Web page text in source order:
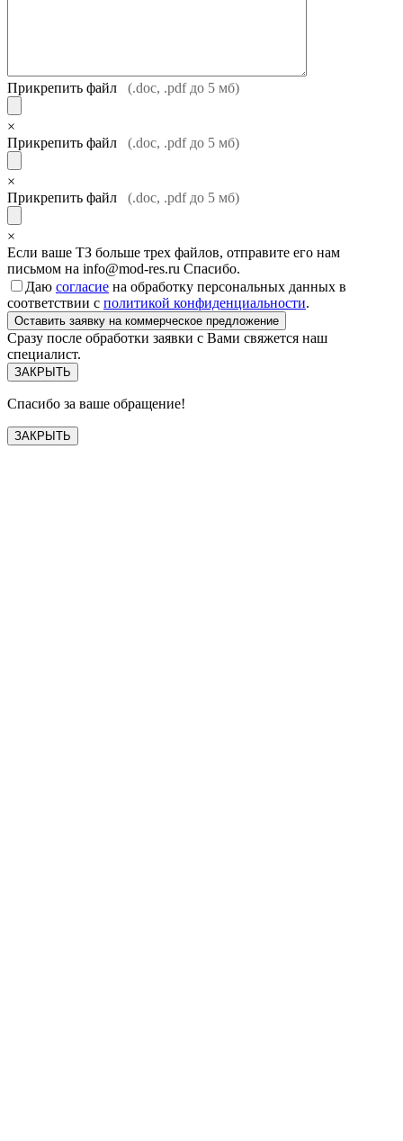
Прикрепить файл (.doc, .pdf до 5 мб)
×
Прикрепить файл
(.doc, .pdf до 5 мб)
×
Прикрепить файл
(.doc, .pdf до 5 мб)
×
Если ваше ТЗ больше трех файлов, отправите его нам
письмом на info@mod-res.ru Спасибо.
Даю согласие на обработку персональных данных в
соответствии с политикой конфиденциальности.
Сразу после обработки заявки с Вами свяжется наш
специалист.
ЗАКРЫТЬ
Спасибо за ваше обращение!
ЗАКРЫТЬ